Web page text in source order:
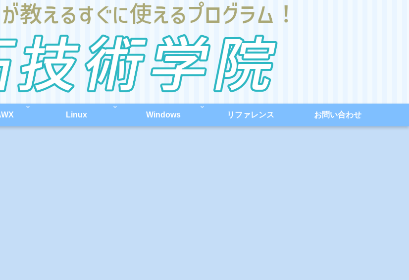
Linux Windows リファレンス お問い合わせ